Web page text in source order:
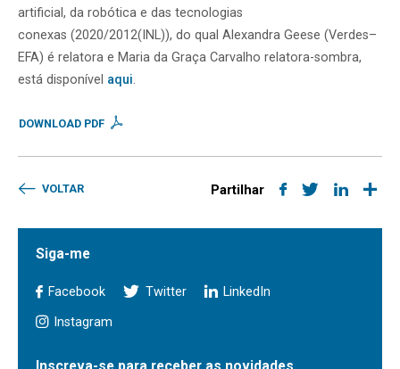
artificial, da robótica e das tecnologias
conexas (2020/2012(INL)), do qual Alexandra Geese (Verdes–
EFA) é relatora e Maria da Graça Carvalho relatora-sombra,
está disponível aqui.
DOWNLOAD PDF
VOLTAR Partilhar
Siga-me
Facebook Twitter LinkedIn
Instagram